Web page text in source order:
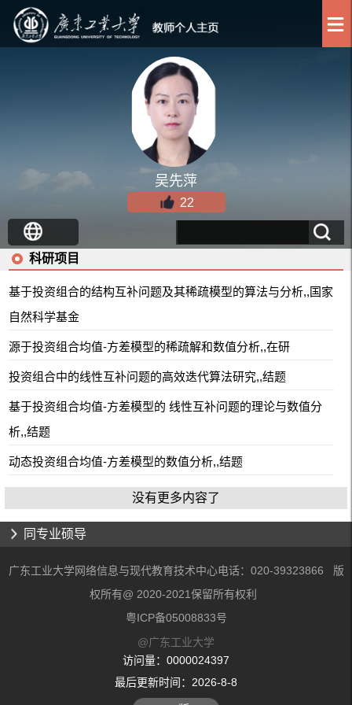
吴先萍
22
科研项目
基于投资组合的结构互补问题及其稀疏模型的算法与分析,,国家
自然科学基金
源于投资组合均值-方差模型的稀疏解和数值分析,,在研
投资组合中的线性互补问题的高效迭代算法研究,,结题
基于投资组合均值-方差模型的 线性互补问题的理论与数值分
析,,结题
动态投资组合均值-方差模型的数值分析,,结题
没有更多内容了
同专业硕导
广东工业大学网络信息与现代教育技术中心电话：020-39323866 版
权所有@ 2020-2021保留所有权利
粤ICP备05008833号
@广东工业大学
访问量： 0000024397
最后更新时间： 2026-8-8